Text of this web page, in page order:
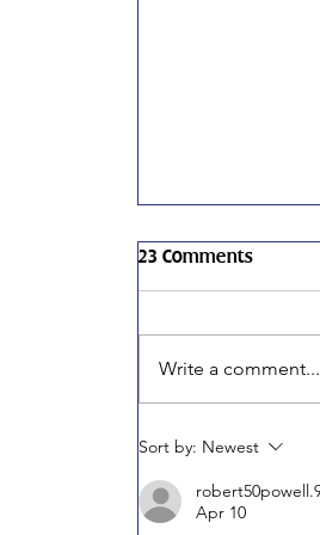
Carabram Land
23 Comments
Write a comment...
Sort by: Newest
Apr 10